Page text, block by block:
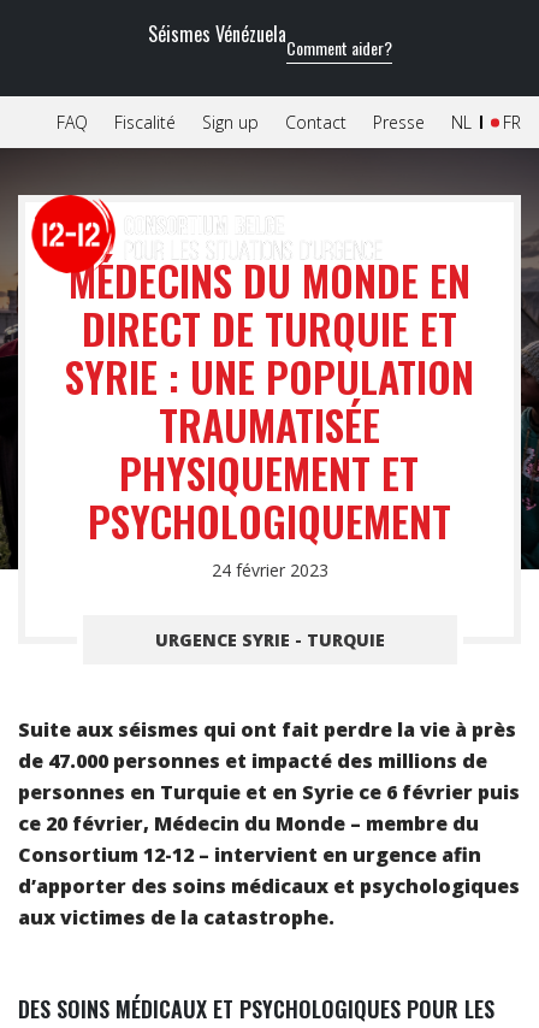
Séismes VénézuelaComment aider?
FAQ Fiscalité Sign up Contact Presse FR
NL
MÉDECINS DU MONDE EN
DIRECT DE TURQUIE ET
SYRIE : UNE POPULATION
TRAUMATISÉE
PHYSIQUEMENT ET
PSYCHOLOGIQUEMENT
24 février 2023
URGENCE SYRIE - TURQUIE
Suite aux séismes qui ont fait perdre la vie à près
de 47.000 personnes et impacté des millions de
personnes en Turquie et en Syrie ce 6 février puis
ce 20 février, Médecin du Monde – membre du
Consortium 12-12 – intervient en urgence afin
d’apporter des soins médicaux et psychologiques
aux victimes de la catastrophe.
DES SOINS MÉDICAUX ET PSYCHOLOGIQUES POUR LES